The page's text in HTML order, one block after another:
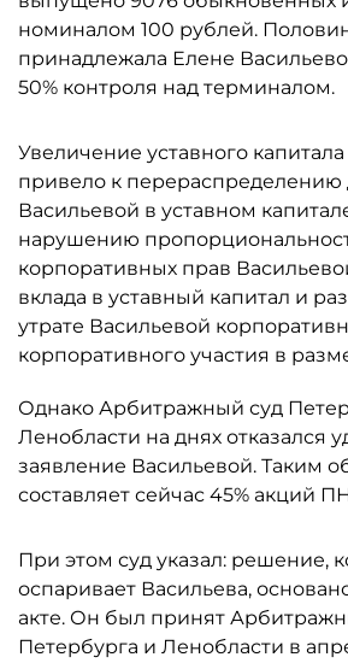
номиналом 100 рублей.
принадлежала Елене
50% контроля над терминалом.
Увеличение уставного
привело к перераспределению
Васильевой в уставном
нарушению
корпоративных прав
вклада в уставный капитал и
утрате Васильевой
корпоративного участия в
Однако Арбитражный суд
Ленобласти на днях отказался
заявление Васильевой. Таким
составляет сейчас 45% акций
При этом суд указал: решение,
оспаривает Васильева,
акте. Он был принят
Петербурга и Ленобласти в